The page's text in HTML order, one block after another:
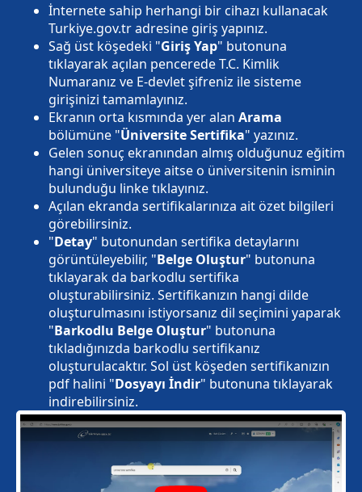
İnternete sahip herhangi bir cihazı kullanacak
Turkiye.gov.tr adresine giriş yapınız.
Sağ üst köşedeki "Giriş Yap" butonuna
tıklayarak açılan pencerede T.C. Kimlik
Numaranız ve E-devlet şifreniz ile sisteme
girişinizi tamamlayınız.
Ekranın orta kısmında yer alan Arama
bölümüne "Üniversite Sertifika" yazınız.
Gelen sonuç ekranından almış olduğunuz eğitim
hangi üniversiteye aitse o üniversitenin isminin
bulunduğu linke tıklayınız.
Açılan ekranda sertifikalarınıza ait özet bilgileri
görebilirsiniz.
"Detay" butonundan sertifika detaylarını
görüntüleyebilir, "Belge Oluştur" butonuna
tıklayarak da barkodlu sertifika
oluşturabilirsiniz. Sertifikanızın hangi dilde
oluşturulmasını istiyorsanız dil seçimini yaparak
"Barkodlu Belge Oluştur" butonuna
tıkladığınızda barkodlu sertifikanız
oluşturulacaktır. Sol üst köşeden sertifikanızın
pdf halini "Dosyayı İndir" butonuna tıklayarak
indirebilirsiniz.